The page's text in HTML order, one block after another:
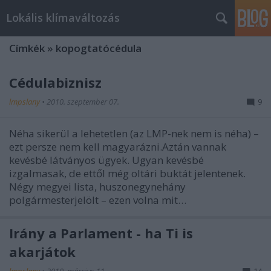
Lokális klímaváltozás
Címkék » kopogtatócédula
Cédulabiznisz
lmpslany • 2010. szeptember 07. 9
Néha sikerül a lehetetlen (az LMP-nek nem is néha) –
ezt persze nem kell magyarázni.Aztán vannak
kevésbé látványos ügyek. Ugyan kevésbé
izgalmasak, de ettől még oltári buktát jelentenek.
Négy megyei lista, huszonegynehány
polgármesterjelölt – ezen volna mit…
Irány a Parlament - ha Ti is
akarjátok